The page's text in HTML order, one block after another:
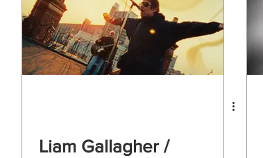
Liam Gallagher /